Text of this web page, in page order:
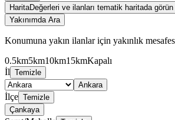
HaritaDeğerleri ve ilanları tematik haritada görün
Yakınımda Ara
Konumuna yakın ilanlar için yakınlık
0.5km5km10km15kmKapalı
İl Temizle
Ankara
İlçe Temizle
Çankaya